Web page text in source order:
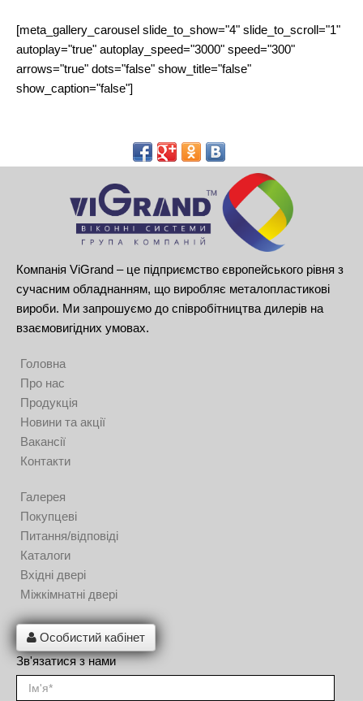
[meta_gallery_carousel slide_to_show="4" slide_to_scroll="1"
autoplay="true" autoplay_speed="3000" speed="300"
arrows="true" dots="false" show_title="false"
show_caption="false"]
Компанія ViGrand – це підприємство європейського рівня з
сучасним обладнанням, що виробляє металопластикові
вироби. Ми запрошуємо до співробітництва дилерів на
взаємовигідних умовах.
Головна
Про нас
Продукція
Новини та акції
Вакансії
Контакти
Галерея
Покупцеві
Питання/відповіді
Каталоги
Вхідні двері
Міжкімнатні двері
Особистий кабінет
Зв'язатися з нами